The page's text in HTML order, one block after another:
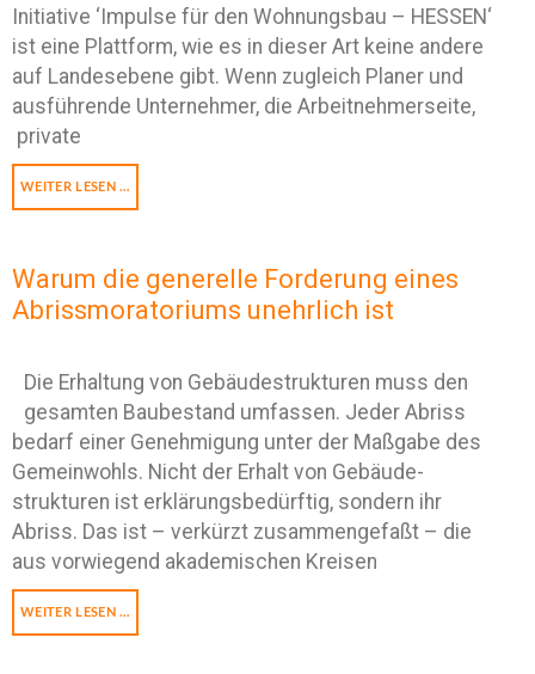
Initiative ‘Impulse für den Wohnungsbau – HESSEN‘
ist eine Plattform, wie es in dieser Art keine andere
auf Landesebene gibt. Wenn zugleich Planer und
ausführende Unternehmer, die Arbeitnehmerseite,
private
WEITER LESEN …
Warum die generelle Forderung eines
Abrissmoratoriums unehrlich ist
Die Erhaltung von Gebäudestrukturen muss den
gesamten Baube­stand umfassen. Jeder Abriss
bedarf einer Genehmigung unter der Maßgabe des
Gemeinwohls. Nicht der Erhalt von Gebäude­
strukturen ist erklärungsbedürftig, sondern ihr
Abriss. Das ist – verkürzt zusammengefaßt – die
aus vorwiegend akademischen Kreisen
WEITER LESEN …